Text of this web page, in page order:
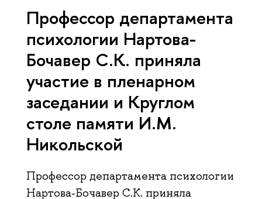
Профессор департамента
психологии Нартова-
Бочавер С.К. приняла
участие в пленарном
заседании и Круглом
столе памяти И.М.
Никольской
Профессор департамента психологии
Нартова-Бочавер С.К. приняла